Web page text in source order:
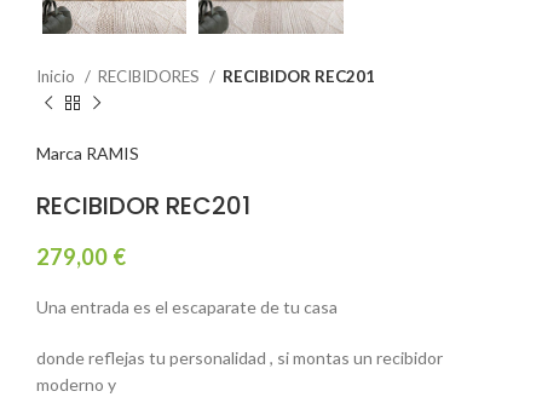
Inicio RECIBIDORES RECIBIDOR REC201
Marca RAMIS
RECIBIDOR REC201
279,00 €
Una entrada es el escaparate de tu casa
donde reflejas tu personalidad , si montas un recibidor
moderno y